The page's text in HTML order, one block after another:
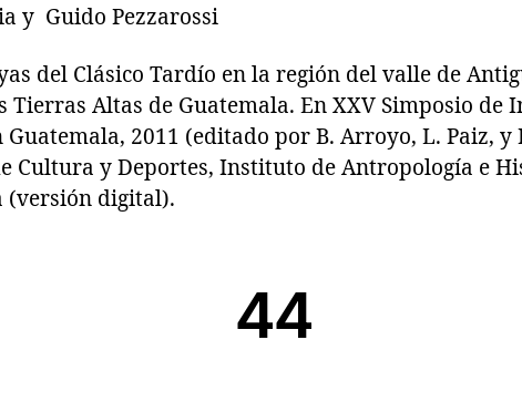
y Guido Pezzarossi
del Clásico Tardío en la región del valle de
Altas de Guatemala. En XXV Simposio de
Guatemala, 2011 (editado por B. Arroyo, L. Paiz, y
Cultura y Deportes, Instituto de Antropología e
(versión digital).
44